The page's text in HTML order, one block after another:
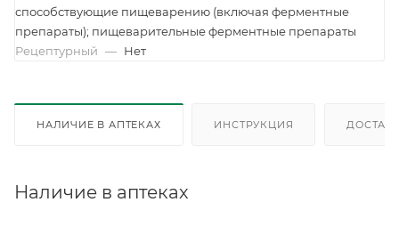
способствующие пищеварению (включая ферментные
препараты); пищеварительные ферментные препараты
Рецептурный — Нет
НАЛИЧИЕ В АПТЕКАХ ИНСТРУКЦИЯ
Наличие в аптеках